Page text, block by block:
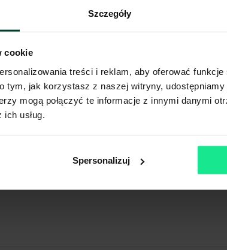
Szczegóły
cookie
treści i reklam, aby oferować funkcje
tym, jak korzystasz z naszej witryny, udostępniamy
mogą połączyć te informacje z innymi danymi
usług.
Spersonalizuj
Transport publiczny
w myśl art. 66 § 1. Kodeksu Cywilnego. CBRE sp. z o.o. nie
rzeczywistych. Publikacja ogłoszenia nie gwarantuje